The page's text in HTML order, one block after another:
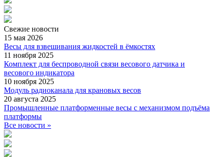
Свежие новости
15 мая 2026
Весы для взвешивания жидкостей в ёмкостях
11 ноября 2025
Комплект для беспроводной связи весового датчика и
весового индикатора
10 ноября 2025
Модуль радиоканала для крановых весов
20 августа 2025
Промышленные платформенные весы с механизмом подъёма
платформы
Все новости »